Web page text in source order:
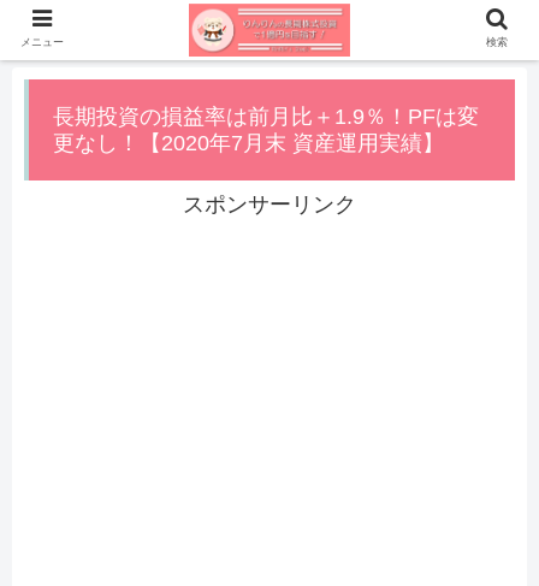
長期投資の損益率は前月比＋1.9％！PFは変
更なし！【2020年7月末 資産運用実績】
スポンサーリンク
メニュー 検索